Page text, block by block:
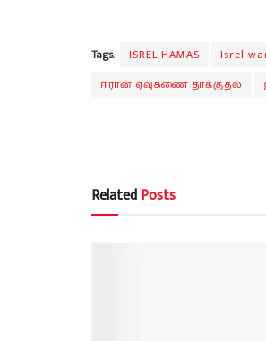
Tags: ISREL HAMAS Isrel
ஈரான் ஏவுகணை தாக்குதல்
RelatedPosts